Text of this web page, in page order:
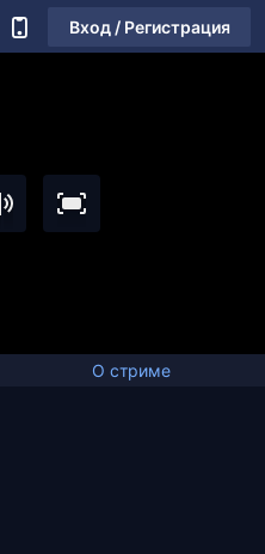
Вход / Регистрация
О стриме